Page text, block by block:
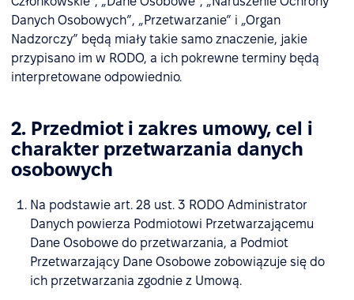
Danych Osobowych”, „Przetwarzanie” i „Organ
Nadzorczy” będą miały takie samo znaczenie, jakie
przypisano im w RODO, a ich pokrewne terminy będą
interpretowane odpowiednio.
2. Przedmiot i zakres umowy, cel i
charakter przetwarzania danych
osobowych
Na podstawie art. 28 ust. 3 RODO Administrator
Danych powierza Podmiotowi Przetwarzającemu
Dane Osobowe do przetwarzania, a Podmiot
Przetwarzający Dane Osobowe zobowiązuje się do
ich przetwarzania zgodnie z Umową.